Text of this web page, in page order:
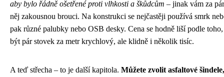
aby bylo řádně ošetřené proti vlhkosti a škůdcům – jinak vám za
něj zakousnou brouci. Na konstrukci se nejčastěji používá smrk
pak různé palubky nebo OSB desky. Cena se hodně liší podle
být pár stovek za metr krychlový, ale klidně i několik tisíc.
A teď střecha – to je další kapitola. Můžete zvolit asfaltové